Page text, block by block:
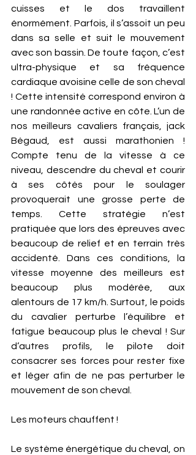
cuisses et le dos travaillent
énormément. Parfois, il s’assoit un peu
dans sa selle et suit le mouvement
avec son bassin. De toute façon, c’est
ultra-physique et sa fréquence
cardiaque avoisine celle de son cheval
! Cette intensité correspond environ à
une randonnée active en côte. L’un de
nos meilleurs cavaliers français, jack
Bégaud, est aussi marathonien !
Compte tenu de la vitesse à ce
niveau, descendre du cheval et courir
à ses côtés pour le soulager
provoquerait une grosse perte de
temps. Cette stratégie n’est
pratiquée que lors des épreuves avec
beaucoup de relief et en terrain très
accidenté. Dans ces conditions, la
vitesse moyenne des meilleurs est
beaucoup plus modérée, aux
alentours de 17 km/h. Surtout, le poids
du cavalier perturbe l’équilibre et
fatigue beaucoup plus le cheval ! Sur
d’autres profils, le pilote doit
consacrer ses forces pour rester fixe
et léger afin de ne pas perturber le
mouvement de son cheval.
Les moteurs chauffent !
Le système énergétique du cheval, on